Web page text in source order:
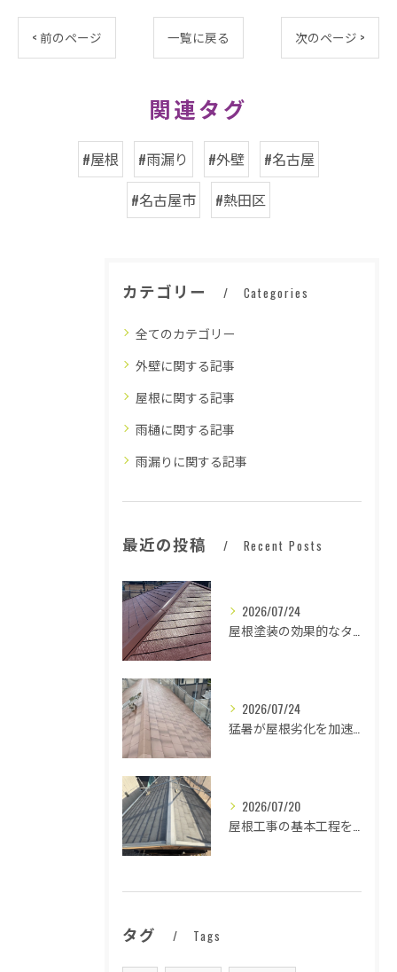
< 前のページ 一覧に戻る 次のページ >
関連タグ
#屋根 #雨漏り #外壁
#名古屋
#名古屋市
#熱田区
カテゴリー Categories
全てのカテゴリー
外壁に関する記事
屋根に関する記事
雨樋に関する記事
雨漏りに関する記事
最近の投稿 Recent Posts
2026/07/24
2026/07/24
2026/07/20
タグ Tags